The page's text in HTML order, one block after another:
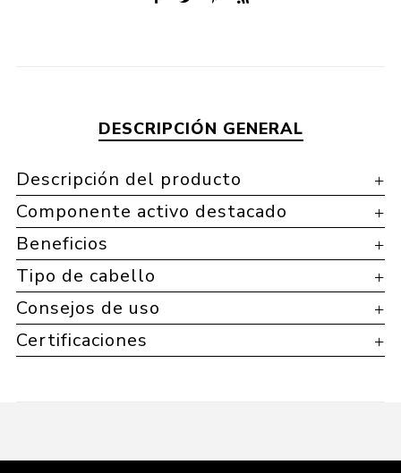
DESCRIPCIÓN GENERAL
Descripción del producto
Componente activo destacado
Beneficios
Tipo de cabello
Consejos de uso
Certificaciones